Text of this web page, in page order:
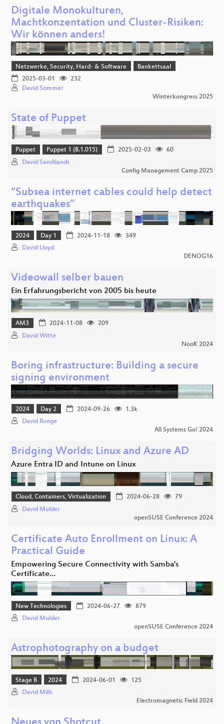
Digitale Monokulturen,
Machtkonzentation und Cluster-Risiken:
Wir können anders!
Netzwerke, Security, Hard- & Software
Bankettsaal
2025-03-01
232
David Sommer
Winterkongress 2025
State of Puppet
Puppet Puppet 1 (B.1.015) 2025-02-03
60
David Sandilands
Config Management Camp 2025
“Subsea internet cables could help detect
earthquakes”
2024 Day 1 2024-11-18
349
David Lloyd
DENOG16
Videowall selber bauen
Ein Erfahrungsbericht von 2005 bis heute
AM3 2024-11-08
209
David Witte
NooK 2024
Boring infrastructure: Building a secure
signing environment
2024 Day 2 2024-09-26
1.3k
David Runge
All Systems Go! 2024
Bridging Worlds: Linux and Azure AD
Azure Entra ID and Intune on Linux
Cloud, Containers, Virtualization 2024-06-28
79
David Mulder
openSUSE Conference 2024
Certificate Auto Enrollment on Linux: A
Practical Guide
Empowering Secure Connectivity with Samba's
Certificate…
New Technologies 2024-06-27
879
David Mulder
openSUSE Conference 2024
Astrophotography on a budget
Stage B 2024 2024-06-01
125
David Mills
Electromagnetic Field 2024